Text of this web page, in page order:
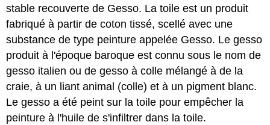
stable recouverte de Gesso. La toile est un produit
fabriqué à partir de coton tissé, scellé avec une
substance de type peinture appelée Gesso. Le gesso
produit à l'époque baroque est connu sous le nom de
gesso italien ou de gesso à colle mélangé à de la
craie, à un liant animal (colle) et à un pigment blanc.
Le gesso a été peint sur la toile pour empêcher la
peinture à l'huile de s'infiltrer dans la toile.